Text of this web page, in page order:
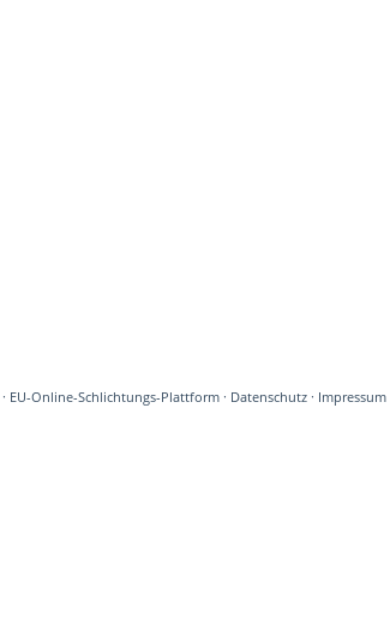
EU-Online-Schlichtungs-Plattform· Datenschutz· Impressum